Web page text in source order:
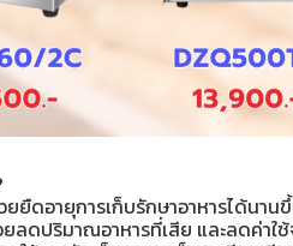
ดอายุการเก็บรักษาอาหารได้นาน
ดปริมาณอาหารที่เสีย และลดค่าใช้